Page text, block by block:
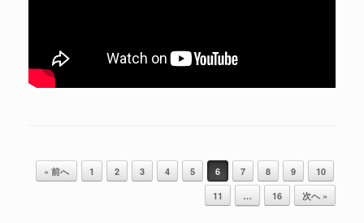
投稿ナビゲーション
« 前へ 1 2 3 4 5 6 7 8 9
10
11
… 16 次へ »